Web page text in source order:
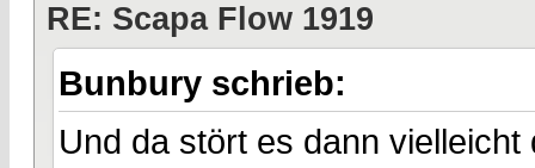
RE: Scapa Flow 1919
Bunbury schrieb:
Und da stört es dann